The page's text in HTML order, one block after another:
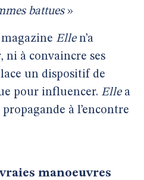
battues»
Ellen’a
ni à convaincre ses
un dispositif de
pour influencer. Ellea
à l’encontre
manoeuvres